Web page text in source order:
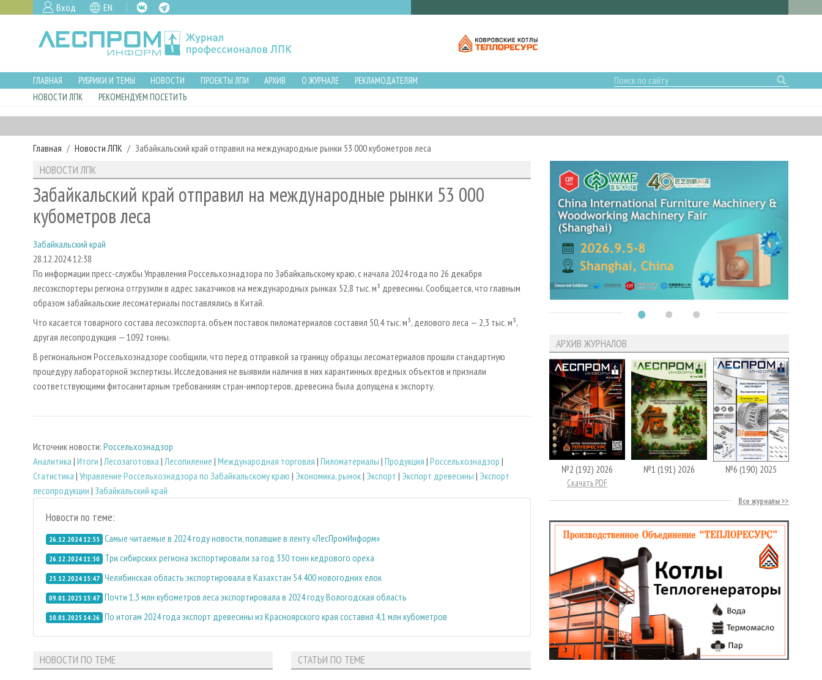
Вход EN
ГЛАВНАЯ РУБРИКИ И ТЕМЫ НОВОСТИ ПРОЕКТЫ ЛПИ АРХИВ О ЖУРНАЛЕ
РЕКЛАМОДАТЕЛЯМ
НОВОСТИ ЛПК
РЕКОМЕНДУЕМ ПОСЕТИТЬ
Главная Новости ЛПК Забайкальский край отправил на международные рынки 53 000 кубометров леса
НОВОСТИ ЛПК
Забайкальский край отправил на международные рынки 53 000
кубометров леса
Забайкальский край
28.12.2024 12:38
По информации пресс-службы Управления Россельхознадзора по Забайкальскому краю, с начала 2024 года по 26 декабря
лесоэкспортеры региона отгрузили в адрес заказчиков на международных рынках 52,8 тыс. м³ древесины. Сообщается, что главным
образом забайкальские лесоматериалы поставлялись в Китай.
Что касается товарного состава лесоэкспорта, объем поставок пиломатериалов составил 50,4 тыс. м³, делового леса — 2,3 тыс. м³,
другая лесопродукция — 1092 тонны.
В региональном Россельхознадзоре сообщили, что перед отправкой за границу образцы лесоматериалов прошли стандартную
процедуру лабораторной экспертизы. Исследования не выявили наличия в них карантинных вредных объектов и признали
соответствующими фитосанитарным требованиям стран-импортеров, древесина была допущена к экспорту.
Источник новости: Россельхознадзор
Аналитика | Итоги | Лесозаготовка | Лесопиление | Международная торговля | Пиломатериалы | Продукция | Россельхознадзор |
Статистика | Управление Россельхознадзора по Забайкальскому краю | Экономика, рынок| Экспорт | Экспорт древесины | Экспорт
лесопродукции | Забайкальский край
Новости по теме:
26.12.2024 12:55 Самые читаемые в 2024 году новости, попавшие в ленту «ЛесПромИнформ»
26.12.2024 11:50 Три сибирских региона экспортировали за год 330 тонн кедрового ореха
25.12.2024 15:47 Челябинская область экспортировала в Казахстан 54 400 новогодних елок
09.01.2025 13:47 Почти 1,3 млн кубометров леса экспортировала в 2024 году Вологодская область
10.01.2025 14:26 По итогам 2024 года экспорт древесины из Красноярского края составил 4,1 млн кубометров
НОВОСТИ ПО ТЕМЕ СТАТЬИ ПО ТЕМЕ
АРХИВ ЖУРНАЛОВ
№2 (192) 2026
Скачать PDF
№1 (191) 2026 №6 (190) 2025
Все журналы